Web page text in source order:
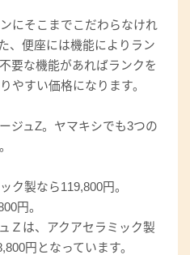
にそこまでこだわらなけれ
、便座には機能によりラン
要な機能があればランクを
やすい価格になります。
ジュZ。ヤマキシでも3つの
ク製なら119,800円。
円。
Ｚは、アクアセラミック製
円となっています。